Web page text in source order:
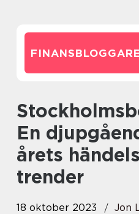
Stockholmsbörsen i år:
En
årets
trender
18 oktober 2023
Jon